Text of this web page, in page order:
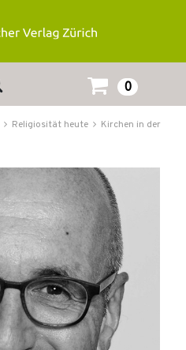
0
Religiosität heute
Kirchen in der